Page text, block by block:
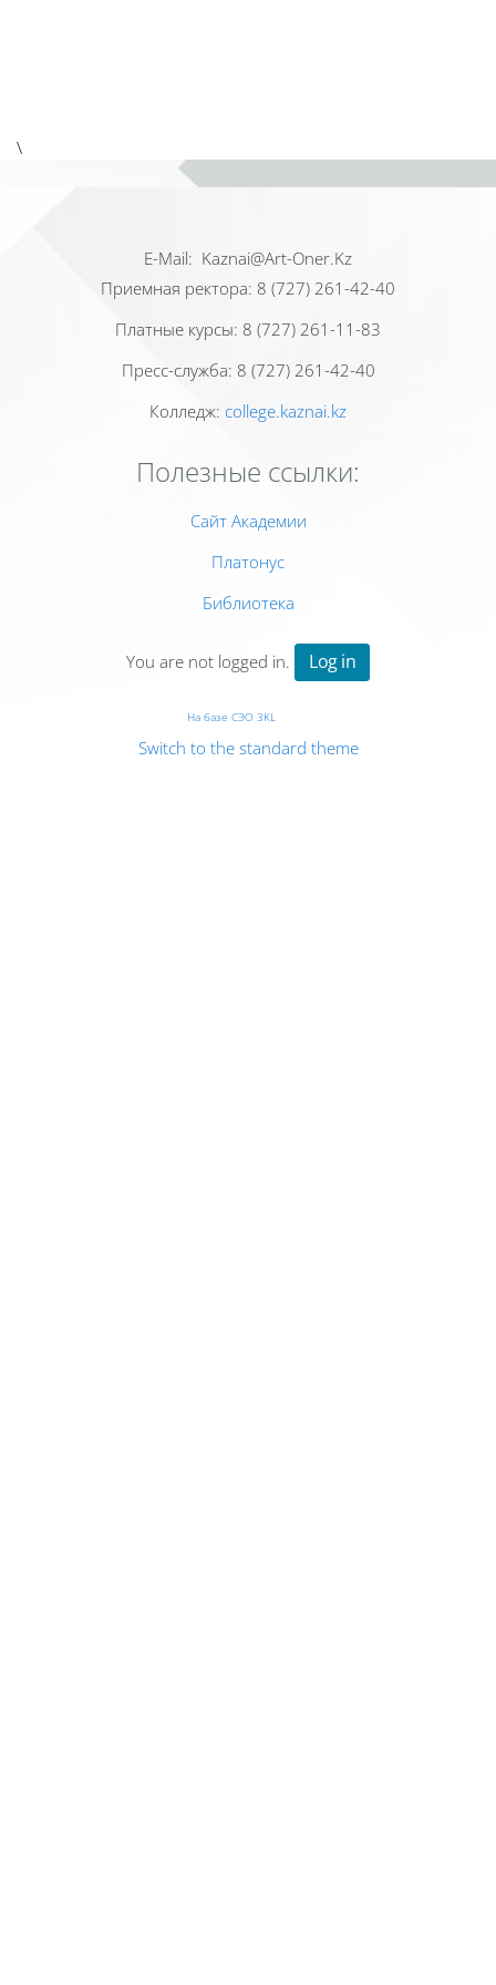
\
Е-Mail: Kaznai@Art-Oner.Kz
Приемная ректора: 8 (727) 261-42-40
Платные курсы: 8 (727) 261-11-83
Пресс-служба: 8 (727) 261-42-40
Колледж: college.kaznai.kz
Полезные ссылки:
Сайт Академии
Платонус
Библиотека
You are not logged in. Log in
На базе СЭО 3KL
Switch to the standard theme